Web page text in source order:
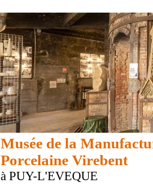
Musée de la
Porcelaine Virebent
à PUY-L'EVEQUE